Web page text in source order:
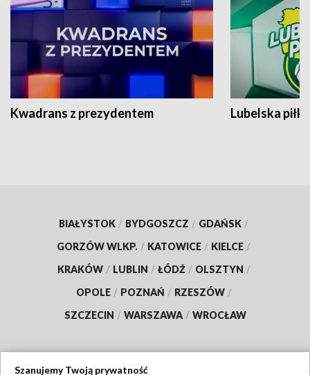
Kwadrans z prezydentem Lubelska piłka
BIAŁYSTOK / BYDGOSZCZ / GDAŃSK /
GORZÓW WLKP. / KATOWICE / KIELCE /
KRAKÓW / LUBLIN / ŁÓDŹ / OLSZTYN /
OPOLE / POZNAŃ / RZESZÓW /
SZCZECIN / WARSZAWA / WROCŁAW
Szanujemy Twoją prywatność